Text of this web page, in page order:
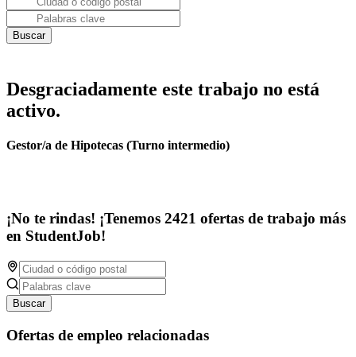
Desgraciadamente este trabajo no está
activo.
Gestor/a de Hipotecas (Turno intermedio)
¡No te rindas! ¡Tenemos 2421 ofertas de trabajo más
en StudentJob!
Buscar
Ofertas de empleo relacionadas